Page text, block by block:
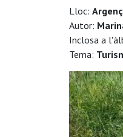
Lloc:
Autor:
Inclosa a
Tema: